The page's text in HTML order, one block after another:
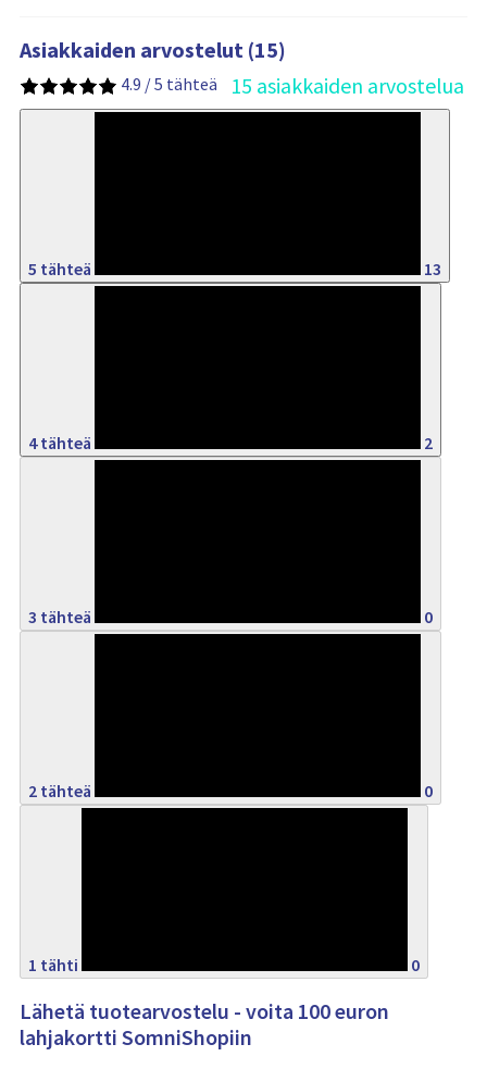
Asiakkaiden arvostelut (15)
4.9 / 5 tähteä 15 asiakkaiden arvostelua
5 tähteä 13
4 tähteä 2
3 tähteä 0
2 tähteä 0
1 tähti 0
Lähetä tuotearvostelu - voita 100 euron
lahjakortti SomniShopiin